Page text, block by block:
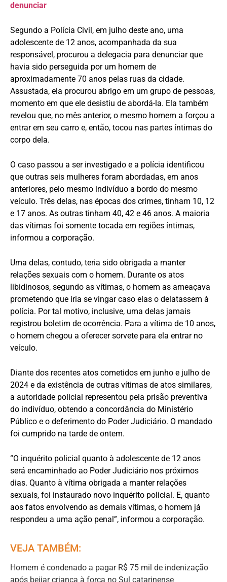
denunciar
Segundo a Polícia Civil, em julho deste ano, uma
adolescente de 12 anos, acompanhada da sua
responsável, procurou a delegacia para denunciar que
havia sido perseguida por um homem de
aproximadamente 70 anos pelas ruas da cidade.
Assustada, ela procurou abrigo em um grupo de pessoas,
momento em que ele desistiu de abordá-la. Ela também
revelou que, no mês anterior, o mesmo homem a forçou a
entrar em seu carro e, então, tocou nas partes íntimas do
corpo dela.
O caso passou a ser investigado e a polícia identificou
que outras seis mulheres foram abordadas, em anos
anteriores, pelo mesmo indivíduo a bordo do mesmo
veículo. Três delas, nas épocas dos crimes, tinham 10, 12
e 17 anos. As outras tinham 40, 42 e 46 anos. A maioria
das vítimas foi somente tocada em regiões íntimas,
informou a corporação.
Uma delas, contudo, teria sido obrigada a manter
relações sexuais com o homem. Durante os atos
libidinosos, segundo as vítimas, o homem as ameaçava
prometendo que iria se vingar caso elas o delatassem à
polícia. Por tal motivo, inclusive, uma delas jamais
registrou boletim de ocorrência. Para a vítima de 10 anos,
o homem chegou a oferecer sorvete para ela entrar no
veículo.
Diante dos recentes atos cometidos em junho e julho de
2024 e da existência de outras vítimas de atos similares,
a autoridade policial representou pela prisão preventiva
do indivíduo, obtendo a concordância do Ministério
Público e o deferimento do Poder Judiciário. O mandado
foi cumprido na tarde de ontem.
“O inquérito policial quanto à adolescente de 12 anos
será encaminhado ao Poder Judiciário nos próximos
dias. Quanto à vítima obrigada a manter relações
sexuais, foi instaurado novo inquérito policial. E, quanto
aos fatos envolvendo as demais vítimas, o homem já
respondeu a uma ação penal”, informou a corporação.
VEJA TAMBÉM:
Homem é condenado a pagar R$ 75 mil de indenização
após beijar criança à força no Sul catarinense